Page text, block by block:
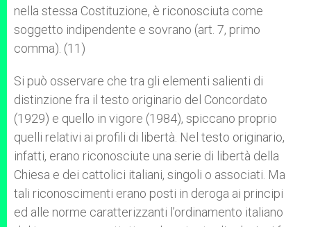
nella stessa Costituzione, è riconosciuta come
soggetto indipendente e sovrano (art. 7, primo
comma). (11)
Si può osservare che tra gli elementi salienti di
distinzione fra il testo originario del Concordato
(1929) e quello in vigore (1984), spiccano proprio
quelli relativi ai profili di libertà. Nel testo originario,
infatti, erano riconosciute una serie di libertà della
Chiesa e dei cattolici italiani, singoli o associati. Ma
tali riconoscimenti erano posti in deroga ai principi
ed alle norme caratterizzanti l’ordinamento italiano